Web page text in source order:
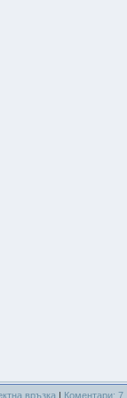
връзка Коментари: 7